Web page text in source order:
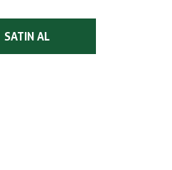
SATIN AL